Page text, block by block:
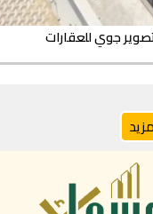
جوي للعقارات